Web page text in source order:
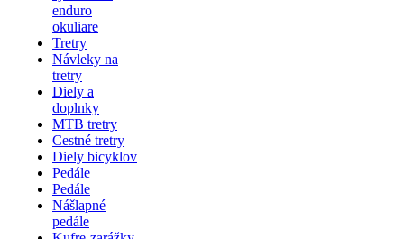
enduro
okuliare
Tretry
Návleky na
tretry
Diely a
doplnky
MTB tretry
Cestné tretry
Diely bicyklov
Pedále
Pedále
Nášlapné
pedále